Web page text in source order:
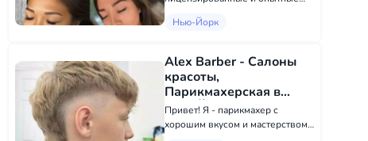
порошковые брови, и нам
продемонстрировать свои
навыки! Если вас интересует
улучшение ваших бро...
Нью-Йорк
Alex Barber - Салоны
красоты,
Парикмахерская в
Нью-Йорке
Привет! Я - парикмахер с
хорошим вкусом и мастерством,